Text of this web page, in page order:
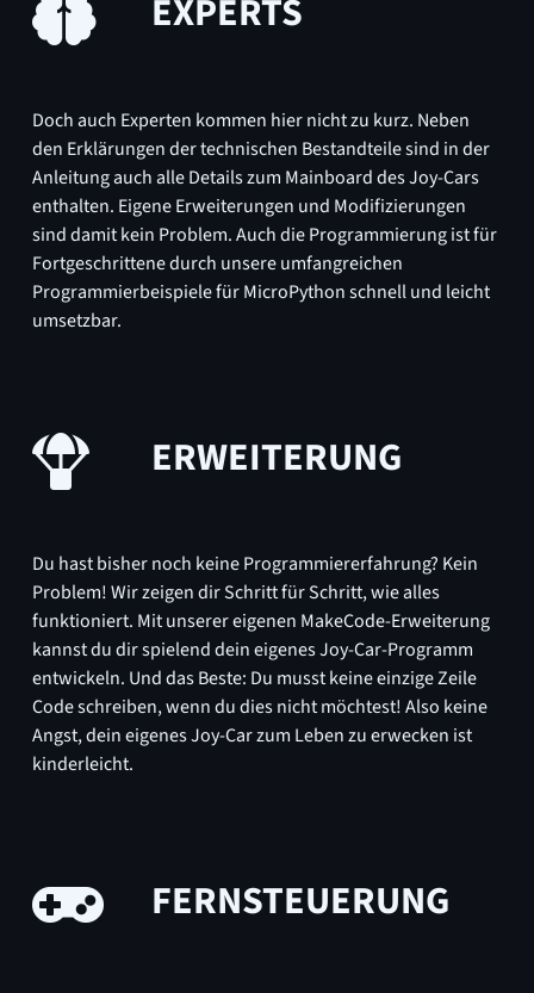
EXPERTS
Doch auch Experten kommen hier nicht zu kurz. Neben
den Erklärungen der technischen Bestandteile sind in der
Anleitung auch alle Details zum Mainboard des Joy-Cars
enthalten. Eigene Erweiterungen und Modifizierungen
sind damit kein Problem. Auch die Programmierung ist für
Fortgeschrittene durch unsere umfangreichen
Programmierbeispiele für MicroPython schnell und leicht
umsetzbar.
ERWEITERUNG
Du hast bisher noch keine Programmiererfahrung? Kein
Problem! Wir zeigen dir Schritt für Schritt, wie alles
funktioniert. Mit unserer eigenen MakeCode-Erweiterung
kannst du dir spielend dein eigenes Joy-Car-Programm
entwickeln. Und das Beste: Du musst keine einzige Zeile
Code schreiben, wenn du dies nicht möchtest! Also keine
Angst, dein eigenes Joy-Car zum Leben zu erwecken ist
kinderleicht.
FERNSTEUERUNG